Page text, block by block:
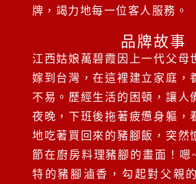
牌，竭力地每一位客人服務。
品牌故事
江西姑娘萬碧霞因上一代父母
嫁到台灣，在這裡建立家庭，
不易。歷經生活的困頓，讓人
夜晚，下班後拖著疲憊身軀，
地吃著買回來的豬腳飯，突然
節在廚房料理豬腳的畫面！嗯
特的豬腳滷香，勾起對父親